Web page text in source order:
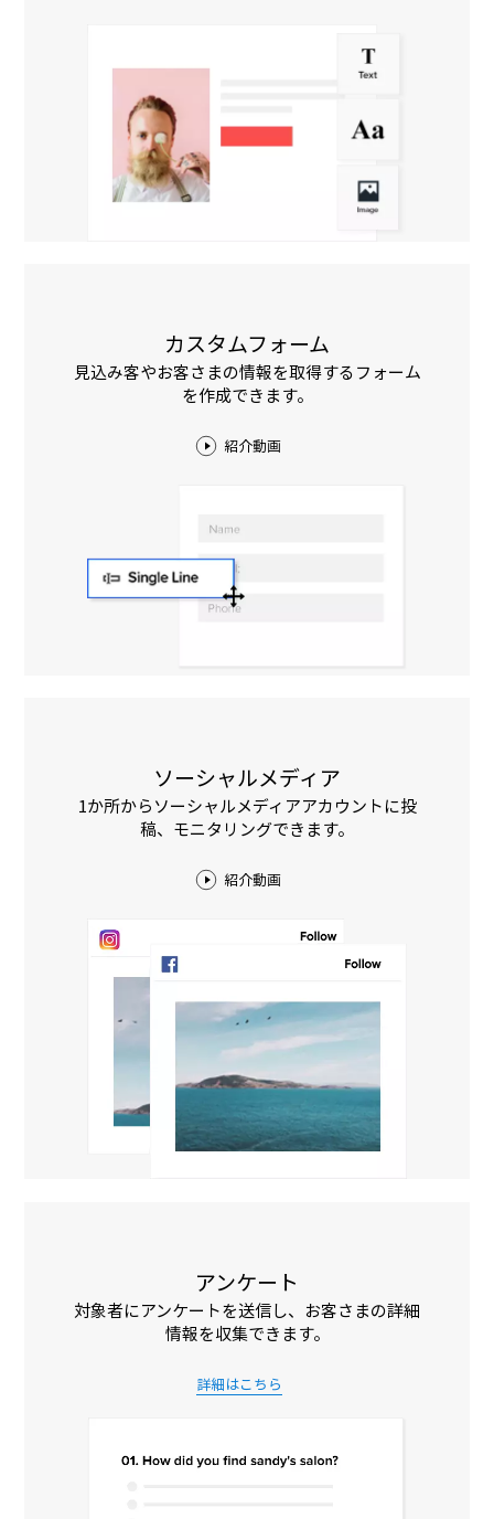
カスタムフォーム
見込み客やお客さまの情報を取得するフォーム
を作成できます。
紹介動画
ソーシャルメディア
1か所からソーシャルメディアアカウントに投
稿、モニタリングできます。
紹介動画
アンケート
対象者にアンケートを送信し、お客さまの詳細
情報を収集できます。
詳細はこちら